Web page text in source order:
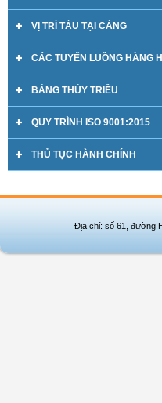
VỊ TRÍ TÀU TẠI CẢNG
CÁC TUYẾN LUỒNG HÀNG
BẢNG THỦY TRIỀU
QUY TRÌNH ISO 9001:2015
THỦ TỤC HÀNH CHÍNH
Địa chỉ: số 61, đường